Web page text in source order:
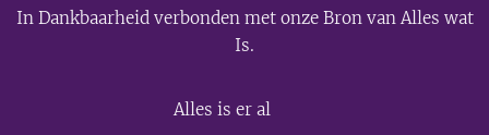
In Dankbaarheid verbonden met onze Bron van Alles wat
Is.
Alles is er al